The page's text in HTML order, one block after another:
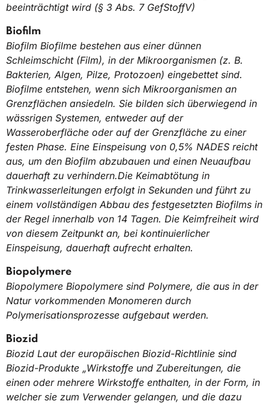
beeinträchtigt wird (§ 3 Abs. 7 GefStoffV)
Biofilm
Biofilm Biofilme bestehen aus einer dünnen
Schleimschicht (Film), in der Mikroorganismen (z. B.
Bakterien, Algen, Pilze, Protozoen) eingebettet sind.
Biofilme entstehen, wenn sich Mikroorganismen an
Grenzflächen ansiedeln. Sie bilden sich überwiegend in
wässrigen Systemen, entweder auf der
Wasseroberfläche oder auf der Grenzfläche zu einer
festen Phase. Eine Einspeisung von 0,5% NADES reicht
aus, um den Biofilm abzubauen und einen Neuaufbau
dauerhaft zu verhindern.Die Keimabtötung in
Trinkwasserleitungen erfolgt in Sekunden und führt zu
einem vollständigen Abbau des festgesetzten Biofilms in
der Regel innerhalb von 14 Tagen. Die Keimfreiheit wird
von diesem Zeitpunkt an, bei kontinuierlicher
Einspeisung, dauerhaft aufrecht erhalten.
Biopolymere
Biopolymere Biopolymere sind Polymere, die aus in der
Natur vorkommenden Monomeren durch
Polymerisationsprozesse aufgebaut werden.
Biozid
Biozid Laut der europäischen Biozid-Richtlinie sind
Biozid-Produkte „Wirkstoffe und Zubereitungen, die
einen oder mehrere Wirkstoffe enthalten, in der Form, in
welcher sie zum Verwender gelangen, und die dazu